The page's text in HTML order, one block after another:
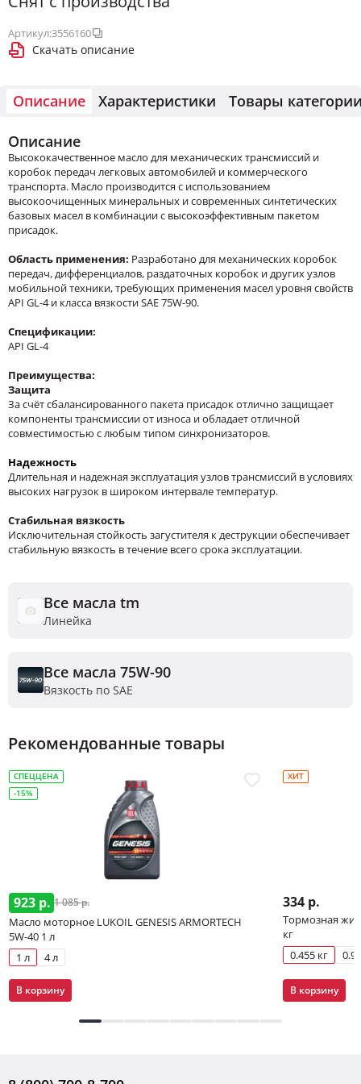
Артикул:3556160
Скачать описание
Описание Характеристики Товары
Описание
Высококачественное масло для механических трансмиссий и
коробок передач легковых автомобилей и коммерческого
транспорта. Масло производится с использованием
высокоочищенных минеральных и современных синтетических
базовых масел в комбинации с высокоэффективным пакетом
присадок.
Область применения: Разработано для механических коробок
передач, дифференциалов, раздаточных коробок и других узлов
мобильной техники, требующих применения масел уровня свойств
API GL-4 и класса вязкости SAE 75W-90.
Спецификации:
API GL-4
Преимущества:
Защита
За счёт сбалансированного пакета присадок отлично защищает
компоненты трансмиссии от износа и обладает отличной
совместимостью с любым типом синхронизаторов.
Надежность
Длительная и надежная эксплуатация узлов трансмиссий в условиях
высоких нагрузок в широком интервале температур.
Стабильная вязкость
Исключительная стойкость загустителя к деструкции обеспечивает
стабильную вязкость в течение всего срока эксплуатации.
Все масла tm
Линейка
Все масла 75W-90
Вязкость по SAE
Рекомендованные товары
СПЕЦЦЕНА
-15%
923 р. 1 085 р.
Масло моторное LUKOIL GENESIS ARMORTECH
5W-40 1 л
1 л
4 л
В корзину
ХИТ
334 р.
Тормозная
кг
0.455 кг
В корзину